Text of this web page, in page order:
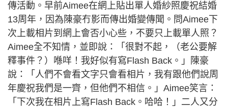
傳活動。早前Aimee在網上貼出單人婚紗照慶祝結婚
13周年，因為陳豪冇影而傳出婚變傳聞。問Aimee下
次上載相片到網上會否小心些，不要只上載單人照？
Aimee全不知情，並即說：「很對不起，（老公要解
釋事件？）喺咩！我好似有寫Flash Back。」陳豪
說：「人們不會看文字只會看相片，我有跟他們說周
年慶祝我們是一齊，但他們不相信。」Aimee笑言：
「下次我在相片上寫Flash Back。哈哈！」二人又分